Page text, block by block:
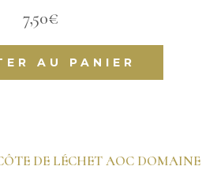
7,50€
AU PANIER
DE LÉCHET AOC DOMAINE